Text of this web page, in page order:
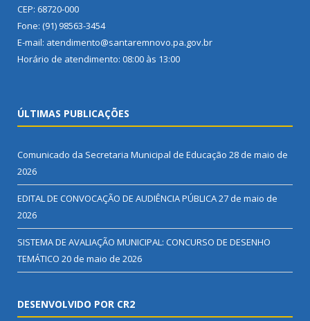
CEP: 68720-000
Fone: (91) 98563-3454
E-mail: atendimento@santaremnovo.pa.gov.br
Horário de atendimento: 08:00 às 13:00
ÚLTIMAS PUBLICAÇÕES
Comunicado da Secretaria Municipal de Educação 28 de maio de
2026
EDITAL DE CONVOCAÇÃO DE AUDIÊNCIA PÚBLICA27 de maio de
2026
SISTEMA DE AVALIAÇÃO MUNICIPAL: CONCURSO DE DESENHO
TEMÁTICO 20 de maio de 2026
DESENVOLVIDO POR CR2